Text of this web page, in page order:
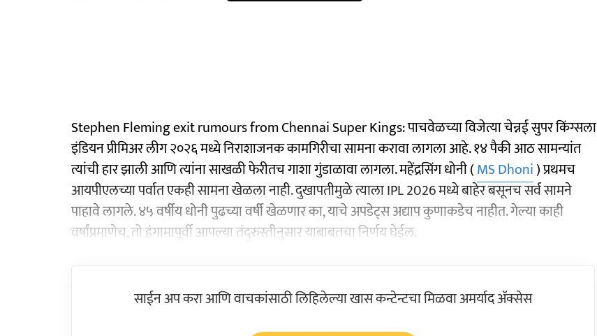
Stephen Fleming exit rumours from Chennai Super Kings: पाचवेळच्या विजेत्या चेन्नई सुपर किंग्सला
इंडियन प्रीमिअर लीग २०२६ मध्ये निराशाजनक कामगिरीचा सामना करावा लागला आहे. १४ पैकी आठ सामन्यांत
त्यांची हार झाली आणि त्यांना साखळी फेरीतच गाशा गुंडाळावा लागला. महेंद्रसिंग धोनी (MS Dhoni) प्रथमच
आयपीएलच्या पर्वात एकही सामना खेळला नाही. दुखापतीमुळे त्याला IPL 2026 मध्ये बाहेर बसूनच सर्व सामने
पाहावे लागले. ४५ वर्षीय धोनी पुढच्या वर्षी खेळणार का, याचे अपडेट्स अद्याप कुणाकडेच नाहीत. गेल्या काही
वर्षांप्रमाणेच, तो हंगामापूर्वी आपल्या तंदुरुस्तीनुसार याबाबतचा निर्णय घेईल.
साईन अप करा आणि वाचकांसाठी लिहिलेल्या खास कन्टेन्टचा मिळवा अमर्याद ॲक्सेस